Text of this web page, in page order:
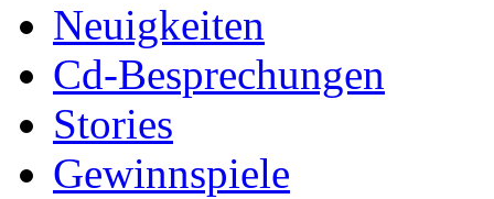
Neuigkeiten
Cd-Besprechungen
Stories
Gewinnspiele